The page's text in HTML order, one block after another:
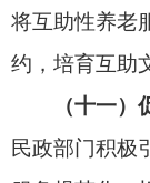
持通过互助方式
导，总结推广经
民政部
自然资